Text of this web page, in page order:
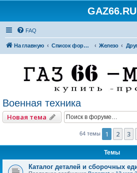
GAZ66.RU
FAQ
На главную Список форумов Железо
Военная техника
Новая тема
64 темы 1 2 3
Темы
Каталог деталей и сборочных